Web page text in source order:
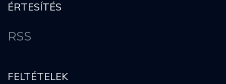
ÉRTESÍTÉS
RSS
FELTÉTELEK